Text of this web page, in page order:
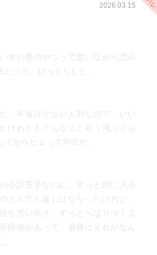
2026.03.15
水の底のやつって思いながら読み
だった。びっくりした。
。不倫許せない人間なので、いい
けれどもそんなこと吹っ飛ぶぐら
からヒェって声出た。
小説苦手なのに、すっと頭に入る
どんでん返しはなかったけれど、
ち悪い怖さ。ずっとへばりつくよ
快感があって、最後にそれがなん